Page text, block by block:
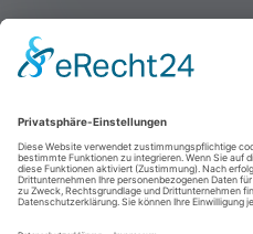
Impressum
Datenschutz